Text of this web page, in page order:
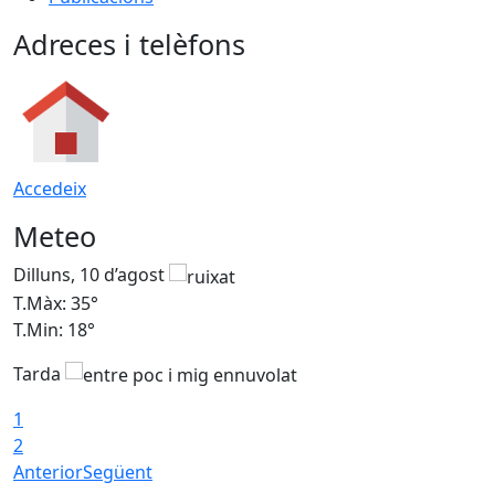
Adreces i telèfons
Accedeix
Meteo
Dilluns, 10 d’agost
T.Màx: 35°
T.Min: 18°
Tarda
1
2
AnteriorSegüent